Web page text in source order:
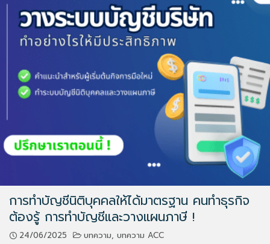
การทำบัญชีนิติบุคคลให้ได้มาตรฐาน คนทำธุรกิจ
ต้องรู้ การทำบัญชีและวางแผนภาษี !
24/06/2025 บทความ, บทความ ACC